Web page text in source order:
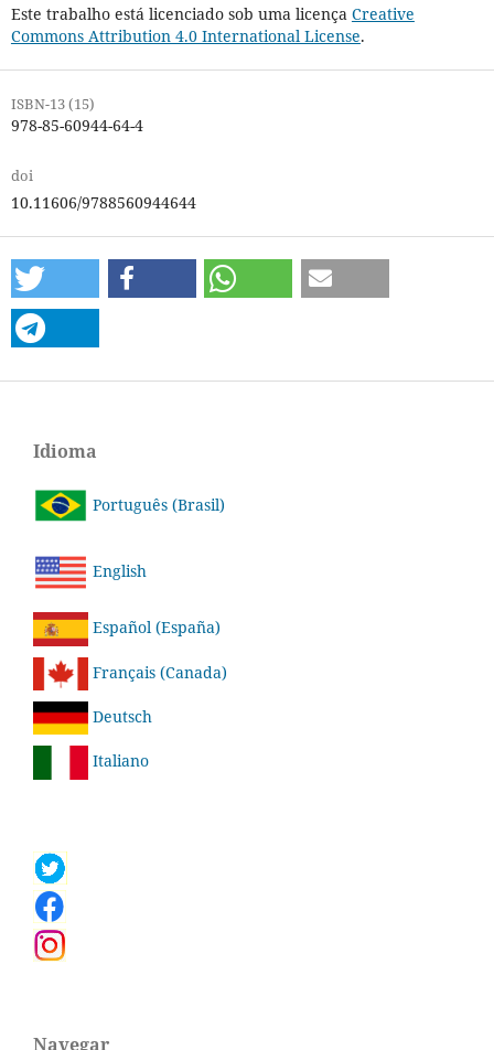
Este trabalho está licenciado sob uma licença Creative
Commons Attribution 4.0 International License.
ISBN-13 (15)
978-85-60944-64-4
doi
10.11606/9788560944644
Idioma
Português (Brasil)
English
Español (España)
Français (Canada)
Deutsch
Italiano
Navegar